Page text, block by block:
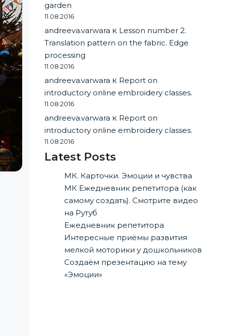
garden
11.08.2016
andreeva.varwara к Lesson number 2.
Translation pattern on the fabric. Edge
processing
11.08.2016
andreeva.varwara к Report on
introductory online embroidery classes.
11.08.2016
andreeva.varwara к Report on
introductory online embroidery classes.
11.08.2016
Latest Posts
МК. Карточки. Эмоции и чувства
МК Ежедневник репетитора (как
самому создать). Смотрите видео
на Рутуб
Ежедневник репетитора
Интересные приёмы развития
мелкой моторики у дошкольников
Создаём презентацию на тему
«Эмоции»